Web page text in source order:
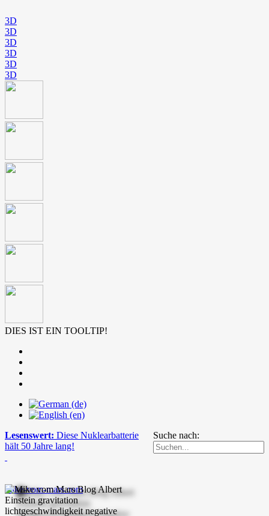
3D
3D
3D
3D
3D
3D
DIES IST EIN TOOLTIP!
Suche nach:
Lesenswert: Diese Nuklearbatterie
hält 50 Jahre lang!
mike-vom-mars.com